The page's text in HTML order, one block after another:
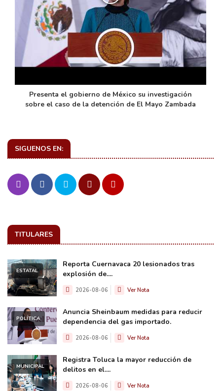
Presenta el gobierno de México su investigación
sobre el caso de la detención de El Mayo Zambada
SIGUENOS EN:
TITULARES
ESTATAL
Reporta Cuernavaca 20 lesionados tras
explosión de....
2026-08-06 Ver Nota
POLÍTICA
Anuncia Sheinbaum medidas para reducir
dependencia del gas importado.
2026-08-06 Ver Nota
MUNICIPAL
Registra Toluca la mayor reducción de
delitos en el....
2026-08-06 Ver Nota